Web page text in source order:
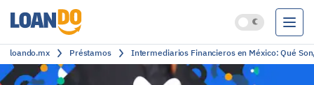
Préstamos
loando.mx Préstamos Intermediarios Financieros en México: Qué